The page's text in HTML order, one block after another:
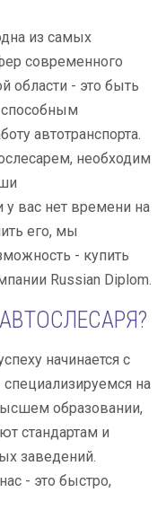
из самых
современного
области - это быть
автотранспорта.
необходим
вас нет времени на
его, мы
- купить
Russian Diplom.
начинается с
на
образовании,
стандартам и
заведений.
- это быстро,